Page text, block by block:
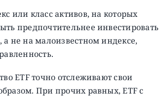
или класс активов, на которых
предпочтительнее инвестировать
не на малоизвестном индексе,
ETF точно отслеживают свои
При прочих равных, ETF с